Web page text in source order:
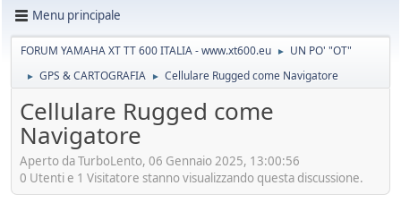
Menu principale
FORUM YAMAHA XT TT 600 ITALIA - www.xt600.eu ► UN PO' "OT"
► GPS & CARTOGRAFIA ► Cellulare Rugged come Navigatore
Cellulare Rugged come
Navigatore
Aperto da TurboLento, 06 Gennaio 2025, 13:00:56
0 Utenti e 1 Visitatore stanno visualizzando questa discussione.